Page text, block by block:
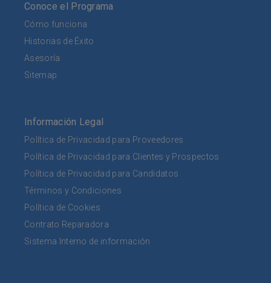
Conoce el Programa
Cómo funciona
Historias de Éxito
Asesoría
Sitemap
Información Legal
Política de Privacidad para Proveedores
Política de Privacidad para Clientes y Prospectos
Política de Privacidad para Candidatos
Términos y Condiciones
Política de Cookies
Contrato Reparadora
Sistema Interno de información